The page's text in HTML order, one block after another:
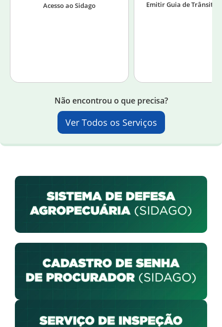
Acesso ao Sidago Emitir Guia de Trânsito
Não encontrou o que precisa?
Ver Todos os Serviços